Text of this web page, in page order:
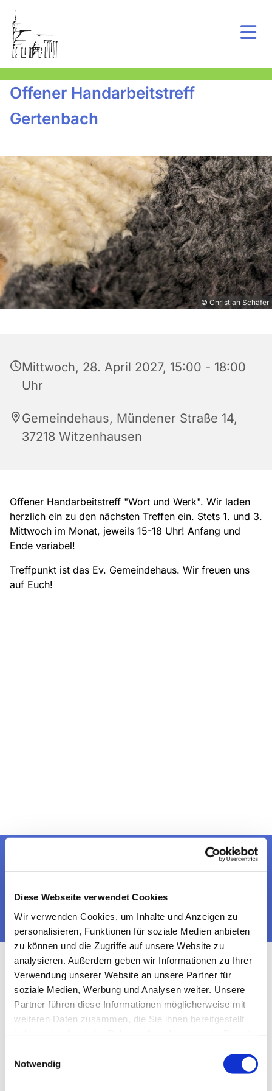
Diese Webseite verwendet Cookies
Wir verwenden Cookies, um Inhalte und Anzeigen zu
personalisieren, Funktionen für soziale Medien anbieten
zu können und die Zugriffe auf unsere Website zu
analysieren. Außerdem geben wir Informationen zu Ihrer
Verwendung unserer Website an unsere Partner für
soziale Medien, Werbung und Analysen weiter. Unsere
Partner führen diese Informationen möglicherweise mit
weiteren Daten zusammen, die Sie ihnen bereitgestellt
Notwendig
Offener Handarbeitstreff
Gertenbach
© Christian Schäfer
Mittwoch, 28. April 2027, 15:00 - 18:00
Uhr
Gemeindehaus, Mündener Straße 14,
37218 Witzenhausen
Offener Handarbeitstreff "Wort und Werk". Wir laden
herzlich ein zu den nächsten Treffen ein. Stets 1. und 3.
Mittwoch im Monat, jeweils 15-18 Uhr! Anfang und
Ende variabel!
Treffpunkt ist das Ev. Gemeindehaus. Wir freuen uns
auf Euch!
interessieren